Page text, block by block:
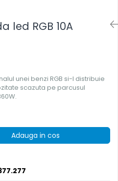
led RGB 10A
unei benzi RGB si-l distribuie
scazuta pe parcusul
Adauga in cos